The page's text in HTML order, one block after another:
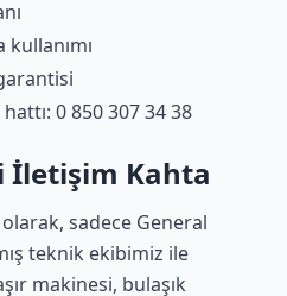
0 850 307 34 38
İletişim Kahta
olarak, sadece General
teknik ekibimiz ile
makinesi, bulaşık